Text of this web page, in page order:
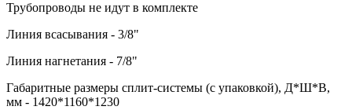
Трубопроводы не идут в комплекте
Линия всасывания - 3/8"
Линия нагнетания - 7/8"
Габаритные размеры сплит-системы (с упаковкой), Д*Ш*В,
мм - 1420*1160*1230